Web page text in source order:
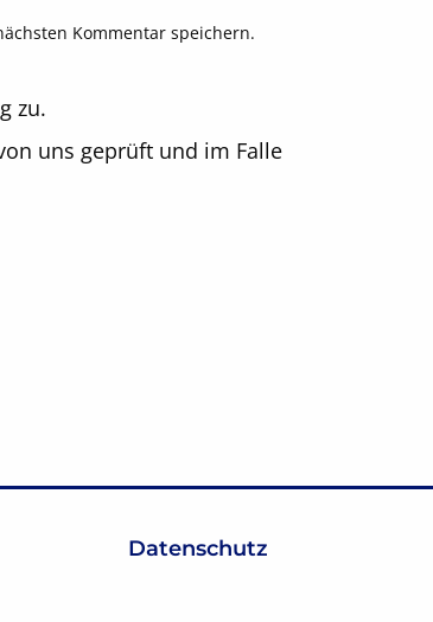
Kommentar speichern.
zu.
uns geprüft und im Falle
Datenschutz